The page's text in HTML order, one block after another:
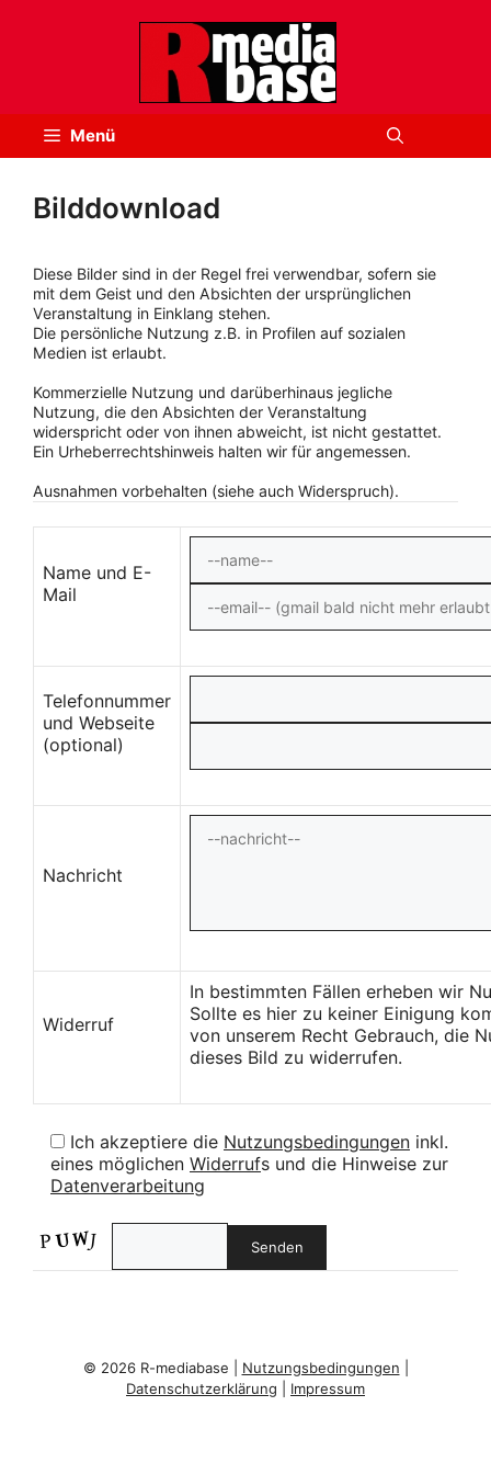
Menü
Bilddownload
Diese Bilder sind in der Regel frei verwendbar, sofern sie
mit dem Geist und den Absichten der ursprünglichen
Veranstaltung in Einklang stehen.
Die persönliche Nutzung z.B. in Profilen auf sozialen
Medien ist erlaubt.
Kommerzielle Nutzung und darüberhinaus jegliche
Nutzung, die den Absichten der Veranstaltung
widerspricht oder von ihnen abweicht, ist nicht gestattet.
Ein Urheberrechtshinweis halten wir für angemessen.
Ausnahmen vorbehalten (siehe auch Widerspruch).
Name und E-
Mail
Telefonnummer
und Webseite
(optional)
Nachricht
Widerruf
In bestimmten Fällen erheben wir
Sollte es hier zu keiner Einigung
von unserem Recht Gebrauch, die
dieses Bild zu widerrufen.
Ich akzeptiere die Nutzungsbedingungen inkl.
eines möglichen Widerrufs und die Hinweise zur
Datenverarbeitung
© 2026 R-mediabase | Nutzungsbedingungen
Datenschutzerklärung
Impressum